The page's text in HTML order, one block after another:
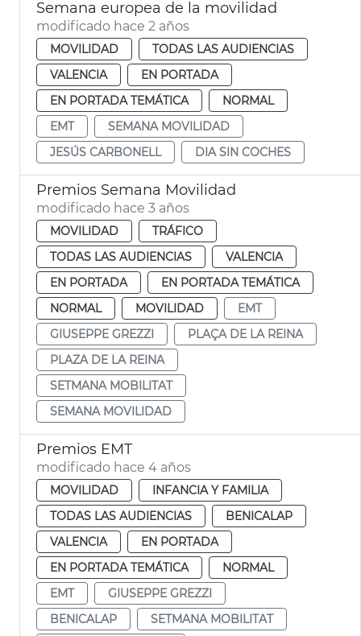
Semana europea de la movilidad
modificado hace 2 años
MOVILIDAD
TODAS LAS AUDIENCIAS
VALENCIA
EN PORTADA
EN PORTADA TEMÁTICA
NORMAL
EMT
SEMANA MOVILIDAD
JESÚS CARBONELL
DIA SIN COCHES
Premios Semana Movilidad
modificado hace 3 años
MOVILIDAD
TRÁFICO
TODAS LAS AUDIENCIAS
VALENCIA
EN PORTADA
EN PORTADA TEMÁTICA
NORMAL
MOVILIDAD
EMT
GIUSEPPE GREZZI
PLAÇA DE LA REINA
PLAZA DE LA REINA
SETMANA MOBILITAT
SEMANA MOVILIDAD
Premios EMT
modificado hace 4 años
MOVILIDAD
INFANCIA Y FAMILIA
TODAS LAS AUDIENCIAS
BENICALAP
VALENCIA
EN PORTADA
EN PORTADA TEMÁTICA
NORMAL
EMT
GIUSEPPE GREZZI
BENICALAP
SETMANA MOBILITAT